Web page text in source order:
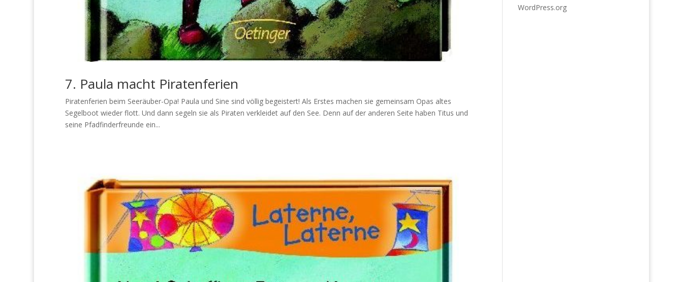
7. Paula macht Piratenferien
Piratenferien beim Seeräuber-Opa! Paula und Sine sind völlig begeistert! Als Erstes machen sie gemeinsam Opas altes
Segelboot wieder flott. Und dann segeln sie als Piraten verkleidet auf den See. Denn auf der anderen Seite haben Titus und
seine Pfadfinderfreunde ein...
WordPress.org